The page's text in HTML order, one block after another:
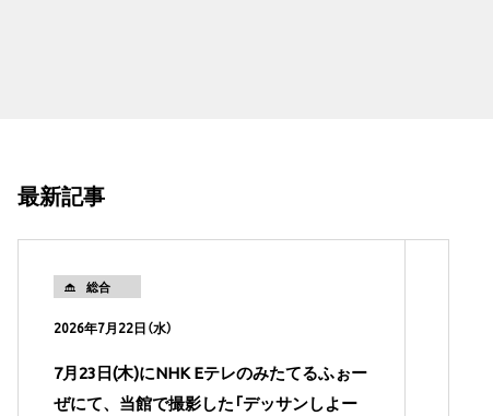
最新記事
総合
2026年7月22日（水）
7月23日(木)にNHK Eテレのみたてるふぉー
ぜにて、当館で撮影した「デッサンしよー